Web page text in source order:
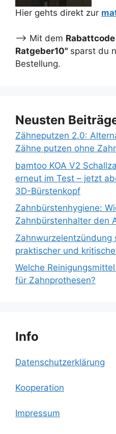
Hier gehts direkt zur
--> Mit dem Rabattcode
Ratgeber10" sparst du
Bestellung.
Neusten
Zähneputzen 2.0:
Zähne putzen ohne
bamtoo KOA V2
erneut im Test – jetzt
3D-Bürstenkopf
Zahnbürstenhygiene:
Zahnbürstenhalter den
Zahnwurzelentzündung
praktischer und
Welche
für Zahnprothesen?
Info
Datenschutzerklärung
Kooperation
Impressum